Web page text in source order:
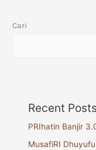
Cari
Recent Posts
PRIhatin Banjir
MusafiRI